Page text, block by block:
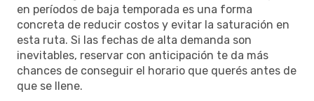
en períodos de baja temporada es una forma
concreta de reducir costos y evitar la saturación en
esta ruta. Si las fechas de alta demanda son
inevitables, reservar con anticipación te da más
chances de conseguir el horario que querés antes de
que se llene.